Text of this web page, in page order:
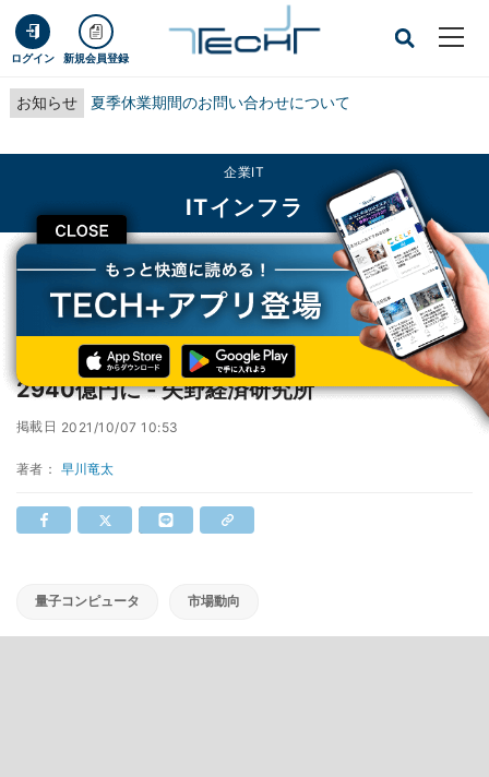
ログイン 新規会員登録
お知らせ 夏季休業期間のお問い合わせについて
CLOSE
企業IT
ITインフラ
TECH+ 企業IT
ITインフラ
2030年度国内量子コンピュータ市場は21倍の2940億円に ‐ 矢野経済研究所
2030年度国内量子コンピュータ市場は21倍の
2940億円に ‐ 矢野経済研究所
掲載日 2021/10/07 10:53
著者： 早川竜太
量子コンピュータ 市場動向